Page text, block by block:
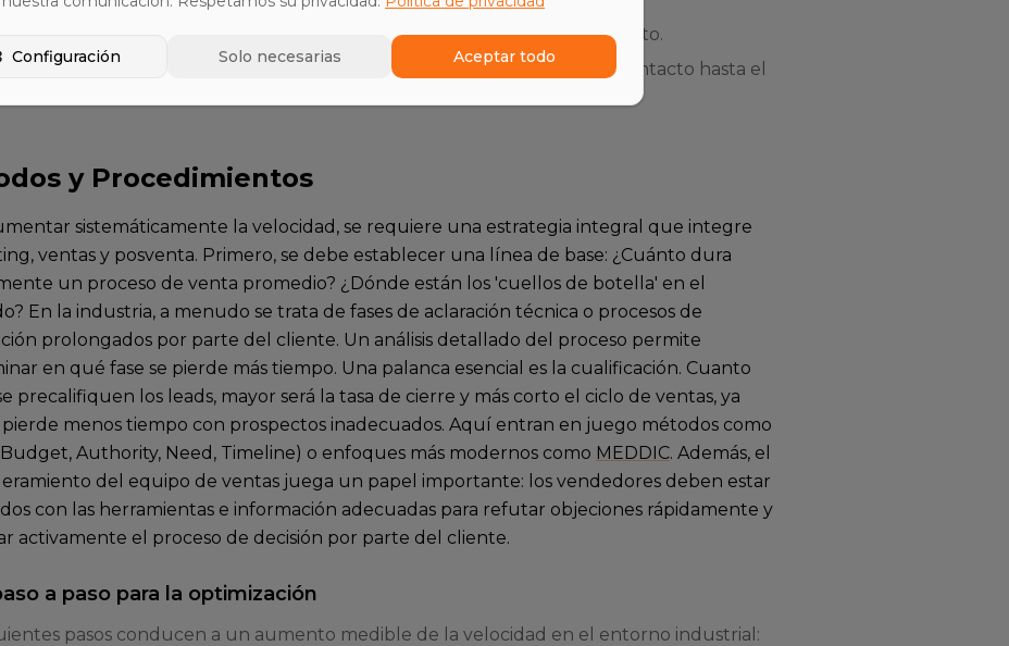
cierre (Win Rate): El porcentaje de oportunidades que se cierran con éxito.
del ciclo de ventas (Sales Cycle Length): El período desde el primer contacto hasta el
y Procedimientos
sistemáticamente la velocidad, se requiere una estrategia integral que integre
ventas y posventa. Primero, se debe establecer una línea de base: ¿Cuánto dura
un proceso de venta promedio? ¿Dónde están los 'cuellos de botella' en el
En la industria, a menudo se trata de fases de aclaración técnica o procesos de
prolongados por parte del cliente. Un análisis detallado del proceso permite
en qué fase se pierde más tiempo. Una palanca esencial es la cualificación. Cuanto
precalifiquen los leads, mayor será la tasa de cierre y más corto el ciclo de ventas, ya
pierde menos tiempo con prospectos inadecuados. Aquí entran en juego métodos como
Authority, Need, Timeline) o enfoques más modernos como MEDDIC. Además, el
del equipo de ventas juega un papel importante: los vendedores deben estar
con las herramientas e información adecuadas para refutar objeciones rápidamente y
activamente el proceso de decisión por parte del cliente.
a paso para la optimización
pasos conducen a un aumento medible de la velocidad en el entorno industrial:
Configuración Solo necesarias Aceptar todo